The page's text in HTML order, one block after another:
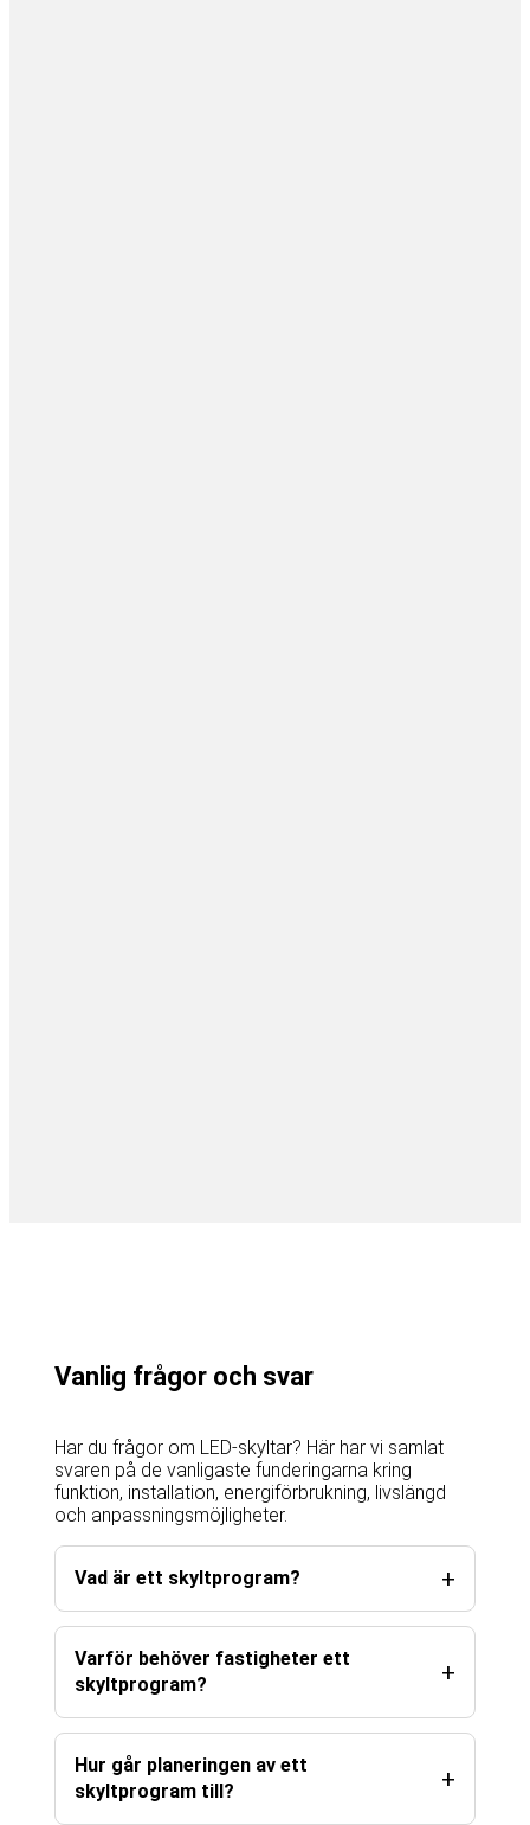
Vanlig frågor och svar
Har du frågor om LED-skyltar? Här har vi samlat
svaren på de vanligaste funderingarna kring
funktion, installation, energiförbrukning, livslängd
och anpassningsmöjligheter.
Vad är ett skyltprogram?
Varför behöver fastigheter ett
skyltprogram?
Hur går planeringen av ett
skyltprogram till?